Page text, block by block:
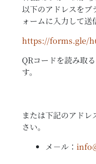
以下のアドレスをブ
ォームに入力して送
https://forms.gle/
QRコードを読み取
す。
または下記のアド
さい。
メ－ル： info